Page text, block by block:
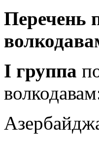
Перечень
I группа